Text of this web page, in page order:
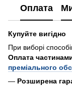
Оплата
Купуйте вигідно
При виборі
Оплата
преміального
— Розширена